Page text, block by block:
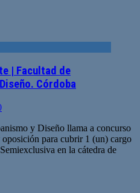
| Facultad de
Córdoba
y Diseño llama a concurso
para cubrir 1 (un) cargo
en la cátedra de